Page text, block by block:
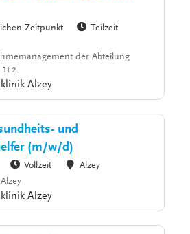
Zeitpunkt
Teilzeit
der Abteilung
Alzey
und
(m/w/d)
Vollzeit
Alzey
Alzey